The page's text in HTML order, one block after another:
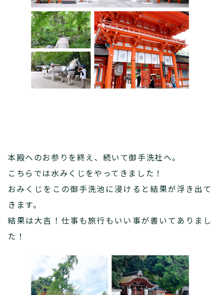
本殿へのお参りを終え、続いて御手洗社へ。
こちらでは水みくじをやってきました！
おみくじをこの御手洗池に浸けると結果が浮き出て
きます。
結果は大吉！仕事も旅行もいい事が書いてありまし
た！